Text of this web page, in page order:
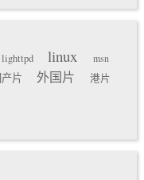
lighttpd linux
msn
产片 外国片
港片